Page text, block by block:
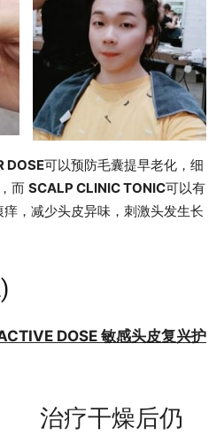
DOSE可以预防毛囊提早老化，细
而 SCALP CLINIC TONIC可以有
，减少头皮异味，刺激头发生长
DOSE 敏感头皮复兴护
治疗干燥后仍